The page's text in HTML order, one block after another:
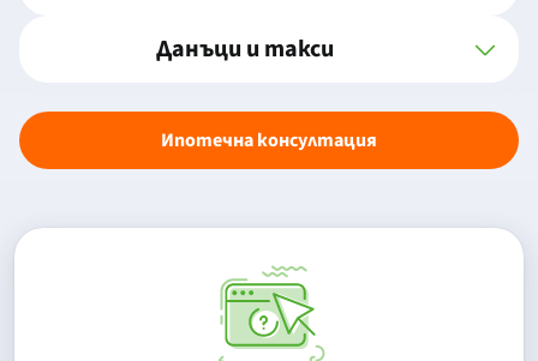
Данъци и такси
Ипотечна консултация